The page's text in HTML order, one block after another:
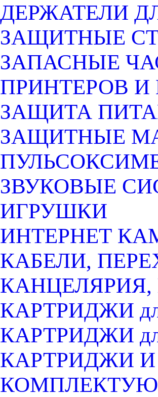
ДЕРЖАТЕЛИ
ЗАЩИТНЫЕ
ЗАПАСНЫЕ
ПРИНТЕРОВ
ЗАЩИТА
ЗАЩИТНЫЕ
ЗВУКОВЫЕ
ИГРУШКИ
ИНТЕРНЕТ
КАБЕЛИ,
КАНЦЕЛЯРИЯ,
КАРТРИДЖИ
КАРТРИДЖИ
КАРТРИДЖИ